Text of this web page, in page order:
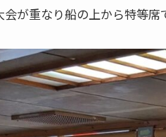
が重なり船の上から特等席